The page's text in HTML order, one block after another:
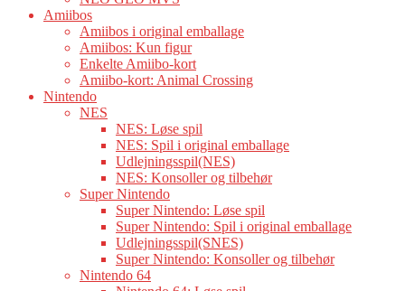
Amiibos
Amiibos i original emballage
Amiibos: Kun figur
Enkelte Amiibo-kort
Amiibo-kort: Animal Crossing
Nintendo
NES
NES: Løse spil
NES: Spil i original emballage
Udlejningsspil(NES)
NES: Konsoller og tilbehør
Super Nintendo
Super Nintendo: Løse spil
Super Nintendo: Spil i original emballage
Udlejningsspil(SNES)
Super Nintendo: Konsoller og tilbehør
Nintendo 64